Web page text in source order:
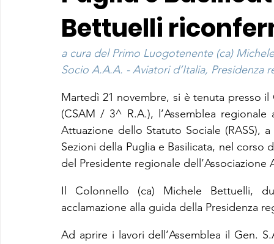
Bettuelli
a cura del Primo Luogotenente (ca)
Socio A.A.A. - Aviatori d’Italia, Presidenza
Martedì 21 novembre, si è tenuta presso
(CSAM / 3^ R.A.), l’Assemblea
Attuazione dello Statuto Sociale (RASS),
Sezioni della Puglia e Basilicata, nel
del Presidente regionale dell’Associazione
Il Colonnello (ca) Michele Bettuelli,
acclamazione alla guida della Presidenza
Ad aprire i lavori dell’Assemblea il Gen.